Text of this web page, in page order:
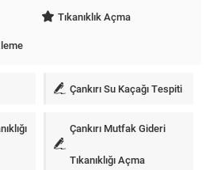
Tıkanıklık Açma
Çankırı Su Kaçağı Tespiti
Çankırı Mutfak Gideri
Tıkanıklığı Açma